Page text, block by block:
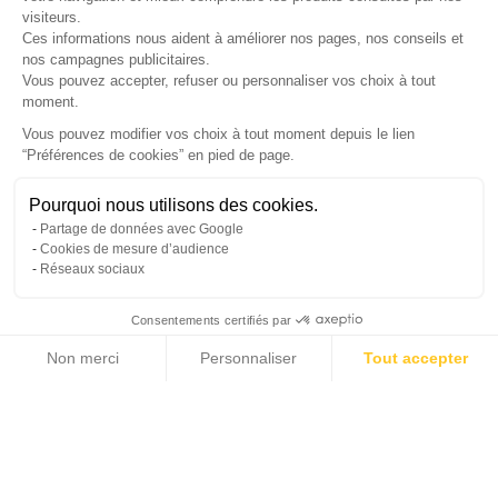
visiteurs.
Ces informations nous aident à améliorer nos pages, nos conseils et
nos campagnes publicitaires.
Vous pouvez accepter, refuser ou personnaliser vos choix à tout
moment.
Vous pouvez modifier vos choix à tout moment depuis le lien
“Préférences de cookies” en pied de page.
Pourquoi nous utilisons des cookies.
Partage de données avec Google
Cookies de mesure d’audience
Réseaux sociaux
Consentements certifiés par
Non merci Personnaliser Tout accepter
Gérer mes cookies
© Copyright 2026 France Galerie. Tous droits reservés.
Cliquez-ici pour modifier vos préférences en matière de cookies